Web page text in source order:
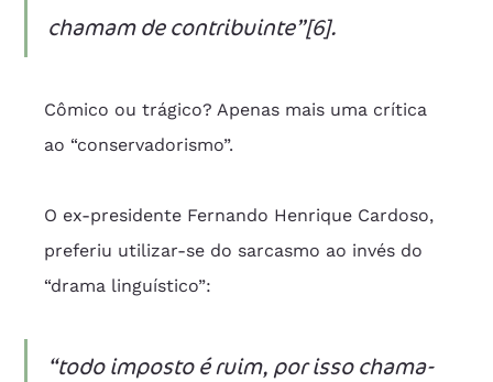
chamam de contribuinte”[6].
Cômico ou trágico? Apenas mais uma crítica
ao “conservadorismo”.
O ex-presidente Fernando Henrique Cardoso,
preferiu utilizar-se do sarcasmo ao invés do
“drama linguístico”:
“todo imposto é ruim, por isso chama-